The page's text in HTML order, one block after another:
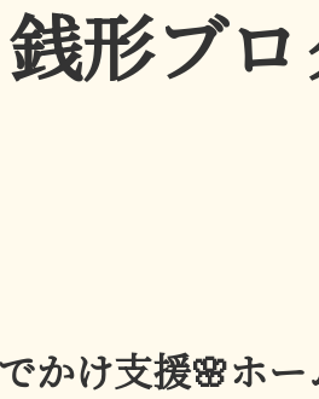
銭形ブ
かけ支援🌸ホ